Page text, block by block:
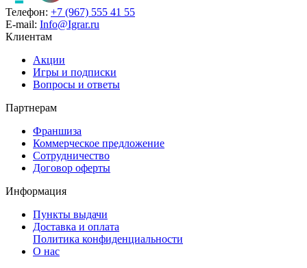
Телефон: +7 (967) 555 41 55
E-mail: Info@Igrar.ru
Клиентам
Акции
Игры и подписки
Вопросы и ответы
Партнерам
Франшиза
Коммерческое предложение
Сотрудничество
Договор оферты
Информация
Пункты выдачи
Доставка и оплата
Политика конфиденциальности
О нас